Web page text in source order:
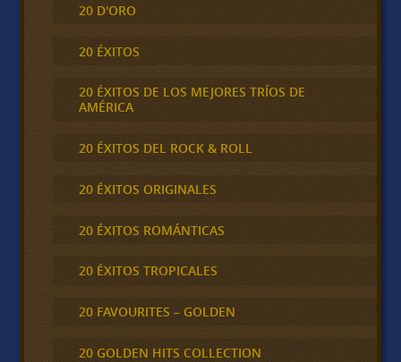
20 D'ORO
20 ÉXITOS
20 ÉXITOS DE LOS MEJORES TRÍOS DE
AMÉRICA
20 ÉXITOS DEL ROCK & ROLL
20 ÉXITOS ORIGINALES
20 ÉXITOS ROMÁNTICAS
20 ÉXITOS TROPICALES
20 FAVOURITES – GOLDEN
20 GOLDEN HITS COLLECTION